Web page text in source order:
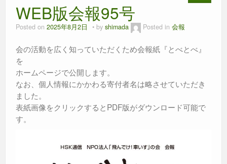
o
o
k
g
er p
WEB版会報95号
Posted on 2025年8月2日 by shimada Posted in 会報
会の活動を広く知っていただくため会報紙『とべとべ』
を
ホームページで公開します。
なお、個人情報にかかわる寄付者名は略させていただき
ました。
表紙画像をクリックするとPDF版がダウンロード可能で
す。